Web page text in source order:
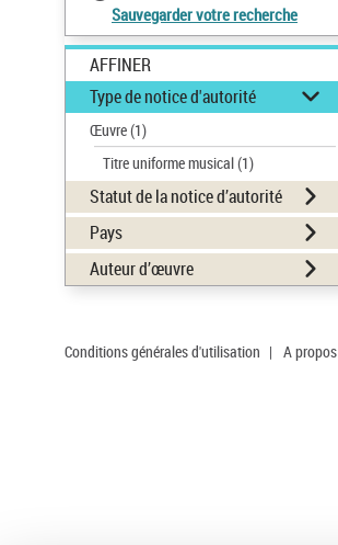
Sauvegarder votre recherche
AFFINER
Type de notice d'autorité
Œuvre(1)
Titre uniforme musical(1)
Statut de la notice d’autorité
Pays
Auteur d’œuvre
Conditions générales d'utilisation | A propos